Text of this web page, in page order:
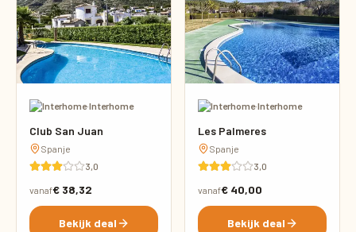
·Interhome
Club San Juan
Spanje
3,0
vanaf€ 38,32
Bekijk deal
·Interhome
Les Palmeres
Spanje
3,0
vanaf€ 40,00
Bekijk deal